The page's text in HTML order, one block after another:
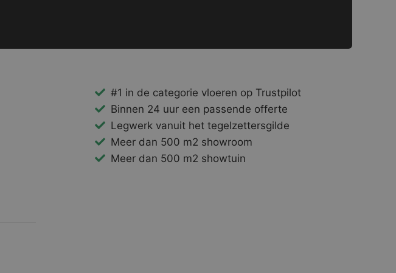
#1 in de categorie vloeren op Trustpilot
Binnen 24 uur een passende offerte
Legwerk vanuit het tegelzettersgilde
Meer dan 500 m2 showroom
Meer dan 500 m2 showtuin